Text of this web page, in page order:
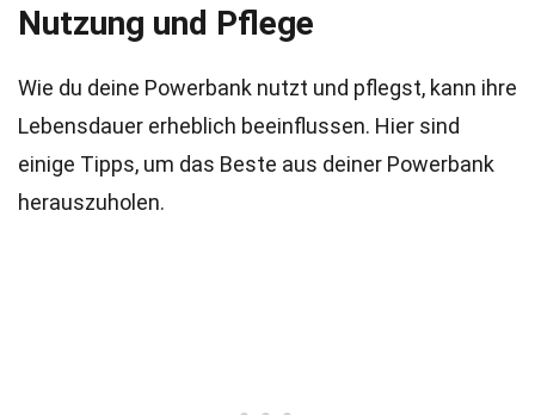
Nutzung und Pflege
Wie du deine Powerbank nutzt und pflegst, kann ihre
Lebensdauer erheblich beeinflussen. Hier sind
einige Tipps, um das Beste aus deiner Powerbank
herauszuholen.